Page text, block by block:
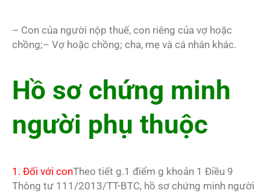
– Con của người nộp thuế, con riêng của vợ hoặc
chồng;– Vợ hoặc chồng; cha, mẹ và cá nhân khác.
Hồ sơ chứng minh
người phụ thuộc
1. Đối với conTheo tiết g.1 điểm g khoản 1 Điều 9
Thông tư 111/2013/TT-BTC, hồ sơ chứng minh người